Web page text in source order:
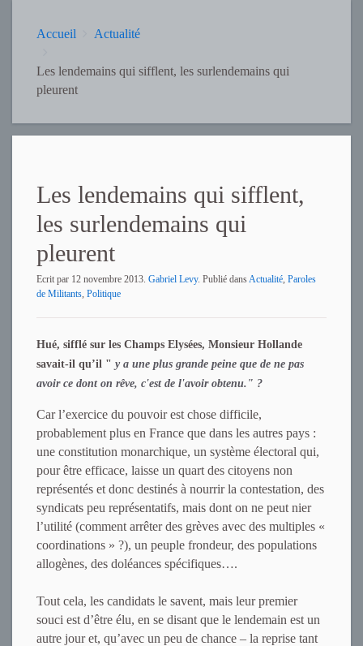
Accueil Actualité
Les lendemains qui sifflent, les surlendemains qui
pleurent
Les lendemains qui sifflent,
les surlendemains qui
pleurent
Ecrit par 12 novembre 2013. Gabriel Levy. Publié dansActualité, Paroles
de Militants, Politique
Hué, sifflé sur les Champs Elysées, Monsieur Hollande
savait-il qu’il " y a une plus grande peine que de ne pas
avoir ce dont on rêve, c'est de l'avoir obtenu." ?
Car l’exercice du pouvoir est chose difficile,
probablement plus en France que dans les autres pays :
une constitution monarchique, un système électoral qui,
pour être efficace, laisse un quart des citoyens non
représentés et donc destinés à nourrir la contestation, des
syndicats peu représentatifs, mais dont on ne peut nier
l’utilité (comment arrêter des grèves avec des multiples «
coordinations » ?), un peuple frondeur, des populations
allogènes, des doléances spécifiques….
Tout cela, les candidats le savent, mais leur premier
souci est d’être élu, en se disant que le lendemain est un
autre jour et, qu’avec un peu de chance – la reprise tant